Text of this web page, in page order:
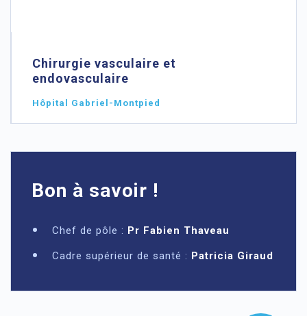
Chirurgie vasculaire et
endovasculaire
Hôpital Gabriel-Montpied
Bon à savoir !
Chef de pôle : Pr Fabien Thaveau
Cadre supérieur de santé : Patricia Giraud